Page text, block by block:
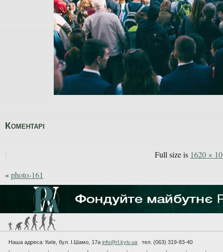
Коментарі
Full size is 1620 ×
«photo-161
Наша адреса: Київ, бул. I.Шамо, 17а info@rl.kyiv.ua тел. (063) 319-83-40